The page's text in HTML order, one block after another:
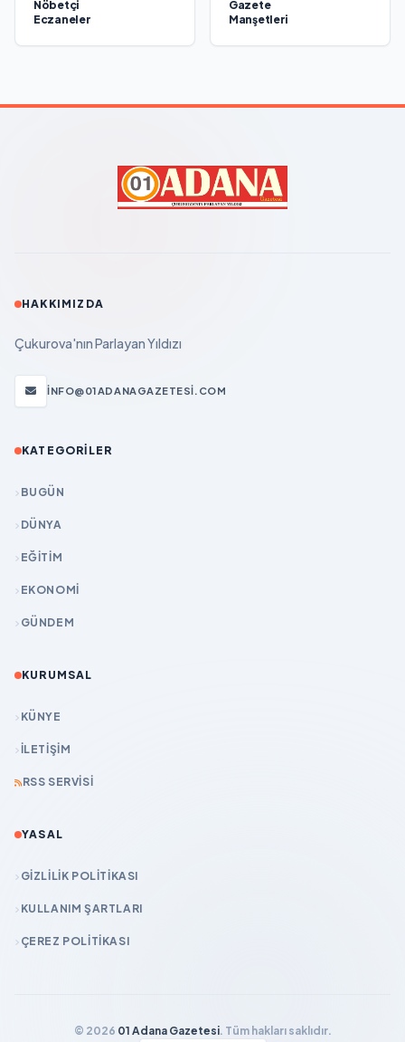
Nöbetçi
Eczaneler
Gazete
Manşetleri
HAKKIMIZDA
Çukurova'nın Parlayan Yıldızı
INFO@01ADANAGAZETESI.COM
KATEGORILER
BUGÜN
DÜNYA
EĞİTİM
EKONOMİ
GÜNDEM
KURUMSAL
KÜNYE
İLETIŞIM
RSS SERVISI
YASAL
GIZLILIK POLITIKASI
KULLANIM ŞARTLARI
ÇEREZ POLITIKASI
© 2026 01 Adana Gazetesi. Tüm hakları saklıdır.